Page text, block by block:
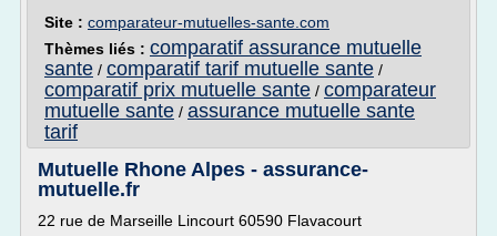
Site : comparateur-mutuelles-sante.com
Thèmes liés : comparatif assurance mutuelle
sante / comparatif tarif mutuelle sante /
comparatif prix mutuelle sante / comparateur
mutuelle sante / assurance mutuelle sante
tarif
Mutuelle Rhone Alpes - assurance-
mutuelle.fr
22 rue de Marseille Lincourt 60590 Flavacourt